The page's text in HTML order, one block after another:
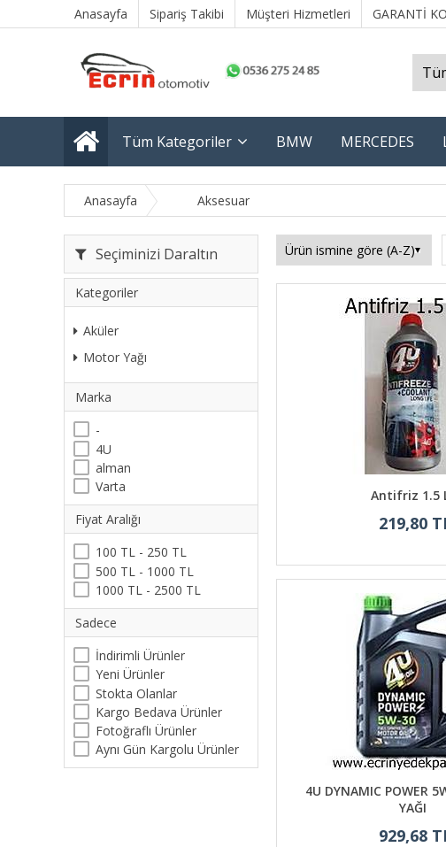
Anasayfa Sipariş Takibi Müşteri Hizmetleri GARANTİ
Tüm Kategoriler BMW MERCEDES
Anasayfa Aksesuar
Seçiminizi Daraltın
Kategoriler
Aküler
Motor Yağı
Marka
-
4U
alman
Varta
Fiyat Aralığı
100 TL - 250 TL
500 TL - 1000 TL
1000 TL - 2500 TL
Sadece
İndirimli Ürünler
Yeni Ürünler
Stokta Olanlar
Kargo Bedava Ürünler
Fotoğraflı Ürünler
Aynı Gün Kargolu Ürünler
Antifriz 1.5
219,80
4U DYNAMIC POWER
YAĞI
929,68